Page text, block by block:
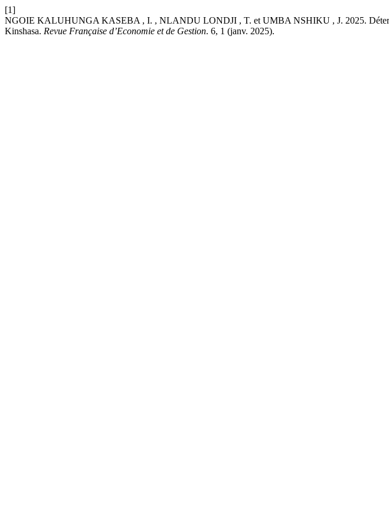
[1]
NGOIE KALUHUNGA KASEBA , I. , NLANDU LONDJI , T. et UMBA NSHIKU , J. 2025.
Kinshasa. Revue Française d’Economie et de Gestion. 6, 1 (janv. 2025).